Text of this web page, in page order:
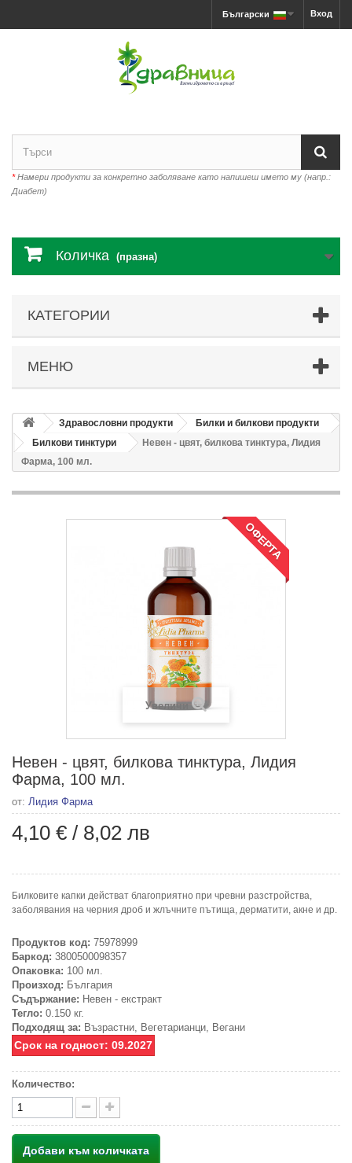
Вход
Български
*Намери продукти за конкретно заболяване като напишеш името му (напр.:
Диабет)
Количка (празна)
КАТЕГОРИИ
МЕНЮ
Здравословни продукти
Билки и билкови продукти
Билкови тинктури
Невен - цвят, билкова тинктура, Лидия
Фарма, 100 мл.
ОФЕРТА
Увеличи
Невен - цвят, билкова тинктура, Лидия
Фарма, 100 мл.
от: Лидия Фарма
4,10 € / 8,02 лв
Билковите капки действат благоприятно при чревни разстройства,
заболявания на черния дроб и жлъчните пътища, дерматити, акне и др.
Продуктов код: 75978999
Баркод: 3800500098357
Опаковка: 100 мл.
Произход: България
Съдържание: Невен - екстракт
Тегло: 0.150 кг.
Подходящ за: Възрастни, Вегетарианци, Вегани
Срок на годност: 09.2027
Количество:
Добави към количката